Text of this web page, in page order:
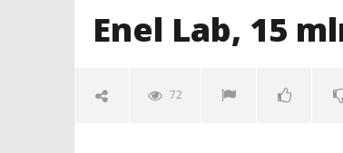
Enel Lab, 15
72